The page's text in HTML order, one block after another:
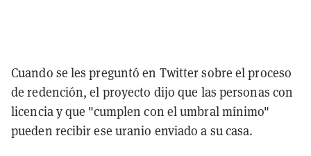
Cuando se les preguntó en Twitter sobre el proceso
de redención, el proyecto dijo que las personas con
licencia y que "cumplen con el umbral mínimo"
pueden recibir ese uranio enviado a su casa.